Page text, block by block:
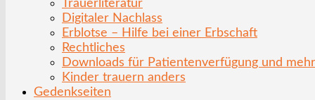
Trauerliteratur
Digitaler Nachlass
Erblotse – Hilfe bei einer Erbschaft
Rechtliches
Downloads für Patientenverfügung und mehr
Kinder trauern anders
Gedenkseiten